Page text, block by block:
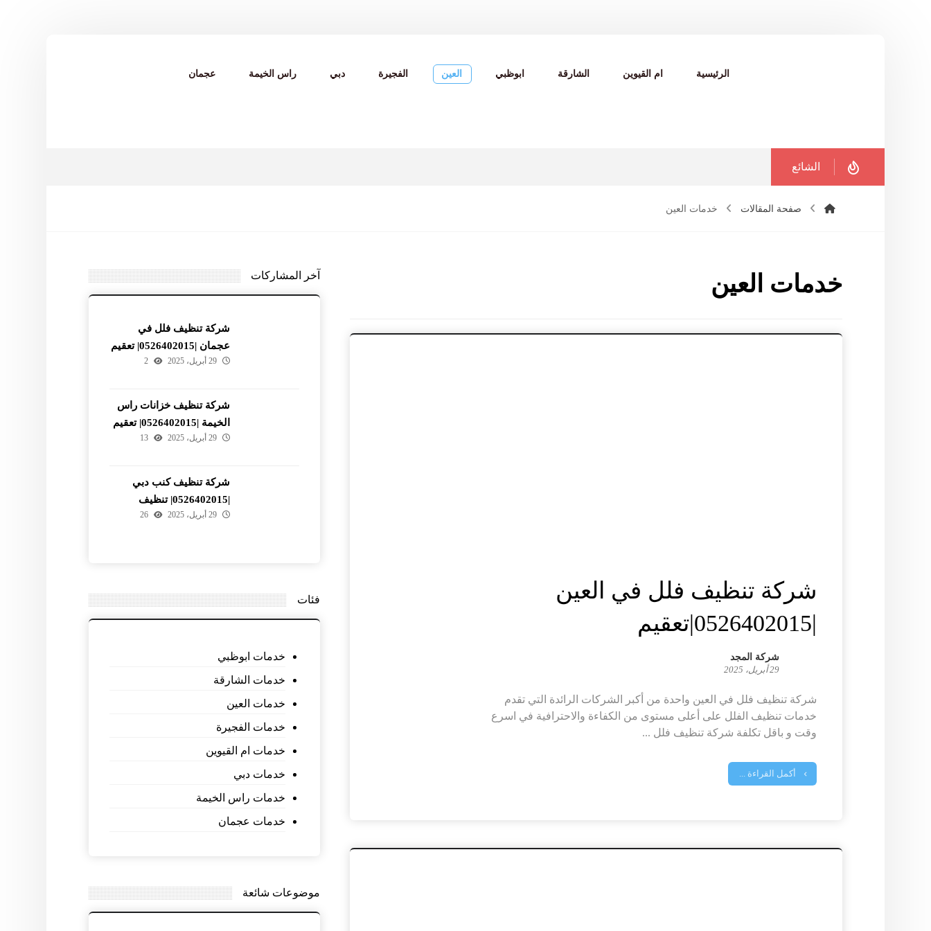
الرئيسية ام القيوين الشارقة ابوظبي العين الفجيرة دبي راس الخيمة عجمان
الشائع
صفحة المقالات خدمات العين
خدمات العين
شركة تنظيف فلل في العين
|0526402015|تعقيم
شركة المجد
29 أبريل، 2025
شركة تنظيف فلل في العين واحدة من أكبر الشركات الرائدة التي تقدم
خدمات تنظيف الفلل على أعلى مستوى من الكفاءة والاحترافية في اسرع
وقت و باقل تكلفة شركة تنظيف فلل ...
أكمل القراءة ...
آخر المشاركات
شركة تنظيف فلل في
عجمان |0526402015| تعقيم
29 أبريل، 2025 2
شركة تنظيف خزانات راس
الخيمة |0526402015| تعقيم
وتطهير
29 أبريل، 2025 13
شركة تنظيف كنب دبي
|0526402015| تنظيف
المجالس
29 أبريل، 2025 26
فئات
خدمات ابوظبي
خدمات الشارقة
خدمات العين
خدمات الفجيرة
خدمات ام القيوين
خدمات دبي
خدمات راس الخيمة
خدمات عجمان
موضوعات شائعة